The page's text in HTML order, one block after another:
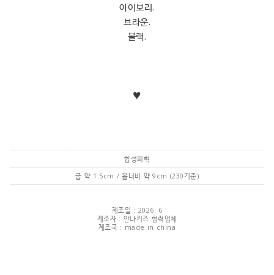
아이보리.
브라운.
블랙.
♥
합성피혁
굽 약 1.5cm / 볼너비 약 9cm (230기준)
제조일 : 2026. 6
제조자 : 안나키즈 협력업체
제조국 : made in china